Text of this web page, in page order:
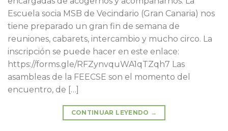
Escuela socia MSB de Vecindario (Gran Canaria) nos
tiene preparado un gran fin de semana de
reuniones, cabarets, intercambio y mucho circo. La
inscripción se puede hacer en este enlace:
https://forms.gle/RFZynvquWA1qTZqh7 Las
asambleas de la FEECSE son el momento del
encuentro, de […]
CONTINUAR LEYENDO →